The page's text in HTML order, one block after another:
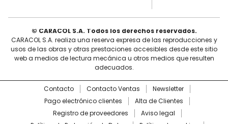
© CARACOL S.A. Todos los derechos reservados.
CARACOL S.A. realiza una reserva expresa de las reproducciones y
usos de las obras y otras prestaciones accesibles desde este sitio
web a medios de lectura mecánica u otros medios que resulten
adecuados.
Contacto Contacto Ventas
Newsletter
Pago electrónico clientes
Alta de Clientes
Registro de proveedores
Aviso legal